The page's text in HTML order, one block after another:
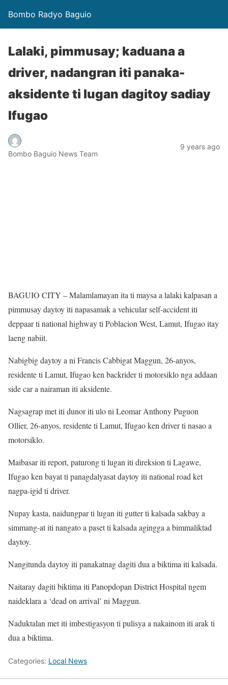
Bombo Radyo Baguio
Lalaki, pimmusay; kaduana a
driver, nadangran iti panaka-
aksidente ti lugan dagitoy sadiay
Ifugao
Bombo Baguio News Team
9 years ago
BAGUIO CITY – Malamlamayan ita ti maysa a lalaki kalpasan a
pimmusay daytoy iti napasamak a vehicular self-accident iti
deppaar ti national highway ti Poblacion West, Lamut, Ifugao itay
laeng nabiit.
Nabigbig daytoy a ni Francis Cabbigat Maggun, 26-anyos,
residente ti Lamut, Ifugao ken backrider ti motorsiklo nga addaan
side car a nairaman iti aksidente.
Nagsagrap met iti dunor iti ulo ni Leomar Anthony Puguon
Ollier, 26-anyos, residente ti Lamut, Ifugao ken driver ti nasao a
motorsiklo.
Maibasar iti report, paturong ti lugan iti direksion ti Lagawe,
Ifugao ken bayat ti panagdalyasat daytoy iti national road ket
nagpa-igid ti driver.
Nupay kasta, naidungpar ti lugan iti gutter ti kalsada sakbay a
simmang-at iti nangato a paset ti kalsada agingga a bimmaliktad
daytoy.
Nangitunda daytoy iti panakatnag dagiti dua a biktima iti kalsada.
Naitaray dagiti biktima iti Panopdopan District Hospital ngem
naideklara a ‘dead on arrival’ ni Maggun.
Naduktalan met iti imbestigasyon ti pulisya a nakainom iti arak ti
dua a biktima.
Categories: Local News